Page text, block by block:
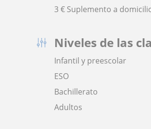
3 € Suplemento a
Niveles de las
Infantil y preescolar
ESO
Bachillerato
Adultos